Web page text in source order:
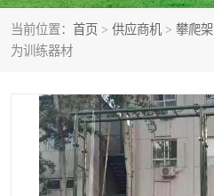
当前位置： 首页 > 供应商机 > 攀爬架
为训练器材
塑胶跑道